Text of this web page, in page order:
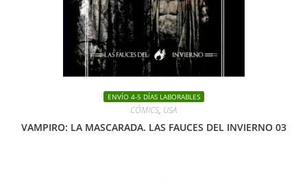
ENVÍO 4-5 DÍAS LABORABLES
CÓMICS, USA
VAMPIRO: LA MASCARADA. LAS FAUCES DEL INVIERNO 03